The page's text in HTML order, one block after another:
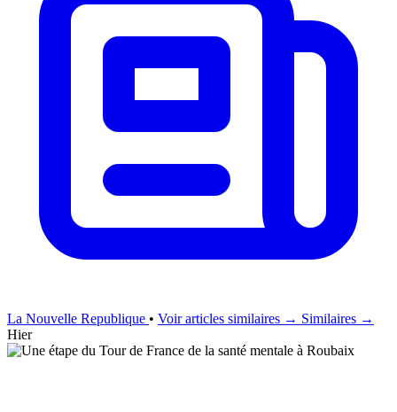
La Nouvelle Republique • Voir articles similaires → Similaires →
Hier